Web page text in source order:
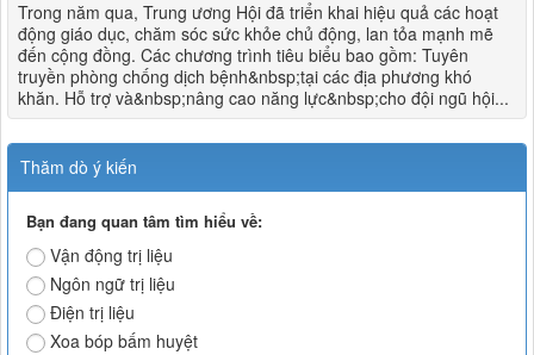
Trong năm qua, Trung ương Hội đã triển khai hiệu quả các hoạt
động giáo dục, chăm sóc sức khỏe chủ động, lan tỏa mạnh mẽ
đến cộng đồng. Các chương trình tiêu biểu bao gồm: Tuyên
truyền phòng chống dịch bệnh&nbsp;tại các địa phương khó
khăn. Hỗ trợ và&nbsp;nâng cao năng lực&nbsp;cho đội ngũ hội...
Thăm dò ý kiến
Bạn đang quan tâm tìm hiểu về:
Vận động trị liệu
Ngôn ngữ trị liệu
Điện trị liệu
Xoa bóp bấm huyệt